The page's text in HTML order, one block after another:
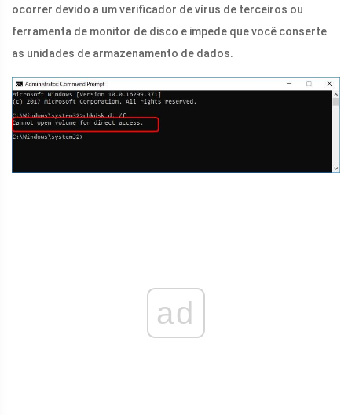
ocorrer devido a um verificador de vírus de terceiros ou
ferramenta de monitor de disco e impede que você conserte
as unidades de armazenamento de dados.
ad